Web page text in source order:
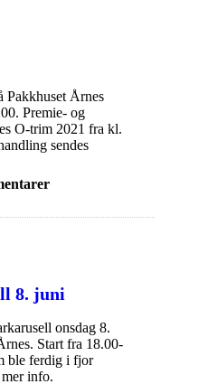
Pakkhuset Årnes
Premie- og
O-trim 2021 fra kl.
sendes
8. juni
onsdag 8.
Start fra 18.00-
ble ferdig i fjor
info.